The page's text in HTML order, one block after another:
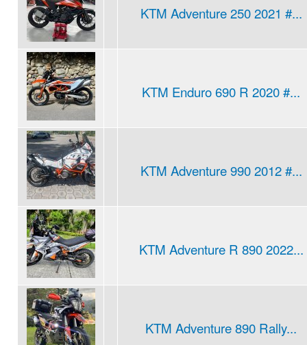
KTM Adventure 250 2021 #...
KTM Enduro 690 R 2020 #...
KTM Adventure 990 2012 #...
KTM Adventure R 890 2022...
KTM Adventure 890 Rally...